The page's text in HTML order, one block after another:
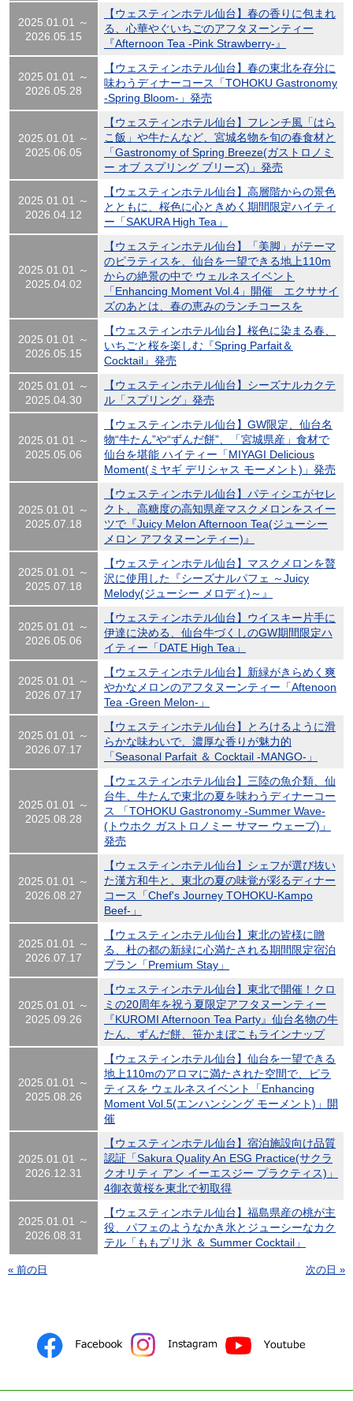
2025.01.01 ～
2026.05.15
【ウェスティンホテル仙台】春の香りに包まれ
る、心華やぐいちごのアフタヌーンティー
『Afternoon Tea -Pink Strawberry-』
2025.01.01 ～
2026.05.28
【ウェスティンホテル仙台】春の東北を存分に
味わうディナーコース「TOHOKU Gastronomy
-Spring Bloom-」発売
2025.01.01 ～
2025.06.05
【ウェスティンホテル仙台】フレンチ風「はら
こ飯」や牛たんなど、宮城名物を旬の春食材と
「Gastronomy of Spring Breeze(ガストロノミ
ー オブ スプリング ブリーズ)」発売
2025.01.01 ～
2026.04.12
【ウェスティンホテル仙台】高層階からの景色
とともに、桜色に心ときめく期間限定ハイティ
ー「SAKURA High Tea」
2025.01.01 ～
2025.04.02
【ウェスティンホテル仙台】「美脚」がテーマ
のピラティスを、仙台を一望できる地上110m
からの絶景の中で ウェルネスイベント
「Enhancing Moment Vol.4」開催 エクササイ
ズのあとは、春の恵みのランチコースを
2025.01.01 ～
2026.05.15
【ウェスティンホテル仙台】桜色に染まる春、
いちごと桜を楽しむ『Spring Parfait＆
Cocktail』発売
2025.01.01 ～
2025.04.30
【ウェスティンホテル仙台】シーズナルカクテ
ル「スプリング」発売
2025.01.01 ～
2025.05.06
【ウェスティンホテル仙台】GW限定、仙台名
物“牛たん”や“ずんだ餅”、「宮城県産」食材で
仙台を堪能 ハイティー「MIYAGI Delicious
Moment(ミヤギ デリシャス モーメント)」発売
2025.01.01 ～
2025.07.18
【ウェスティンホテル仙台】パティシエがセレ
クト、高糖度の高知県産マスクメロンをスイー
ツで『Juicy Melon Afternoon Tea(ジューシー
メロン アフタヌーンティー)』
2025.01.01 ～
2025.07.18
【ウェスティンホテル仙台】マスクメロンを贅
沢に使用した『シーズナルパフェ ～Juicy
Melody(ジューシー メロディ)～』
2025.01.01 ～
2026.05.06
【ウェスティンホテル仙台】ウイスキー片手に
伊達に決める、仙台牛づくしのGW期間限定ハ
イティー「DATE High Tea」
2025.01.01 ～
2026.07.17
【ウェスティンホテル仙台】新緑がきらめく爽
やかなメロンのアフタヌーンティー「Aftenoon
Tea -Green Melon-」
2025.01.01 ～
2026.07.17
【ウェスティンホテル仙台】とろけるように滑
らかな味わいで、濃厚な香りが魅力的
「Seasonal Parfait ＆ Cocktail -MANGO-」
2025.01.01 ～
2025.08.28
【ウェスティンホテル仙台】三陸の魚介類、仙
台牛、牛たんで東北の夏を味わうディナーコー
ス 「TOHOKU Gastronomy -Summer Wave-
(トウホク ガストロノミー サマー ウェーブ)」
発売
2025.01.01 ～
2026.08.27
【ウェスティンホテル仙台】シェフが選び抜い
た漢方和牛と、東北の夏の味覚が彩るディナー
コース「Chef's Journey TOHOKU-Kampo
Beef-」
2025.01.01 ～
2026.07.17
【ウェスティンホテル仙台】東北の皆様に贈
る、杜の都の新緑に心満たされる期間限定宿泊
プラン「Premium Stay」
2025.01.01 ～
2025.09.26
【ウェスティンホテル仙台】東北で開催！クロ
ミの20周年を祝う夏限定アフタヌーンティー
『KUROMI Afternoon Tea Party』仙台名物の牛
たん、ずんだ餅、笹かまぼこもラインナップ
2025.01.01 ～
2025.08.26
【ウェスティンホテル仙台】仙台を一望できる
地上110mのアロマに満たされた空間で、ピラ
ティスを ウェルネスイベント「Enhancing
Moment Vol.5(エンハンシング モーメント)」開
催
2025.01.01 ～
2026.12.31
【ウェスティンホテル仙台】宿泊施設向け品質
認証「Sakura Quality An ESG Practice(サクラ
クオリティ アン イーエスジー プラクティス)」
4御衣黄桜を東北で初取得
2025.01.01 ～
2026.08.31
【ウェスティンホテル仙台】福島県産の桃が主
役、パフェのようなかき氷とジューシーなカク
テル「ももプリ氷 ＆ Summer Cocktail」
« 前の日 次の日 »